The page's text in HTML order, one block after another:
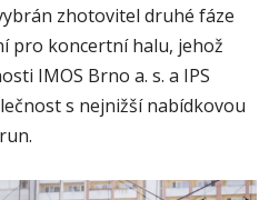
zhotovitel druhé fáze
pro koncertní halu, jehož
IMOS Brno a. s. a IPS
s nejnižší nabídkovou